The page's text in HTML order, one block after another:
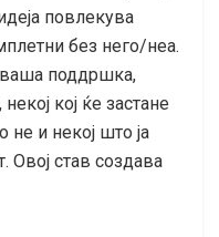
повлекува
без него/неа.
ваша поддршка,
кој ќе застане
не и некој што ја
Овој став создава